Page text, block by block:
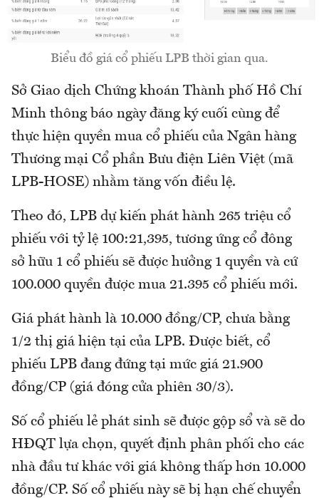
Biểu đồ giá cổ phiếu LPB thời gian qua.
Sở Giao dịch Chứng khoán Thành phố Hồ Chí
Minh thông báo ngày đăng ký cuối cùng để
thực hiện quyền mua cổ phiếu của Ngân hàng
Thương mại Cổ phần Bưu điện Liên Việt (mã
LPB-HOSE) nhằm tăng vốn điều lệ.
Theo đó, LPB dự kiến phát hành 265 triệu cổ
phiếu với tỷ lệ 100:21,395, tương ứng cổ đông
sở hữu 1 cổ phiếu sẽ được hưởng 1 quyền và cứ
100.000 quyền được mua 21.395 cổ phiếu mới.
Giá phát hành là 10.000 đồng/CP, chưa bằng
1/2 thị giá hiện tại của LPB. Được biết, cổ
phiếu LPB đang đứng tại mức giá 21.900
đồng/CP (giá đóng cửa phiên 30/3).
Số cổ phiếu lẻ phát sinh sẽ được gộp sổ và sẽ do
HĐQT lựa chọn, quyết định phân phối cho các
nhà đầu tư khác với giá không thấp hơn 10.000
đồng/CP. Số cổ phiếu này sẽ bị hạn chế chuyển